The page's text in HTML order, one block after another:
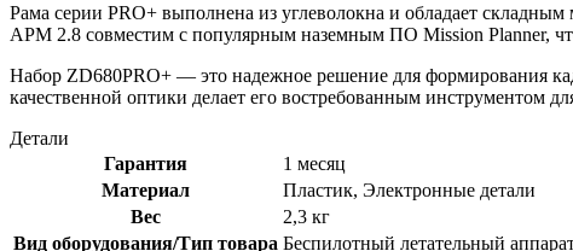
Рама серии PRO+ выполнена из углеволокна и обладает
APM 2.8 совместим с популярным наземным ПО Mission Planner,
Набор ZD680PRO+ — это надежное решение для формирования
качественной оптики делает его востребованным инструментом
Детали
Гарантия
1 месяц
Материал
Пластик, Электронные детали
Вес
2,3 кг
Вид оборудования/Тип товара Беспилотный летательный